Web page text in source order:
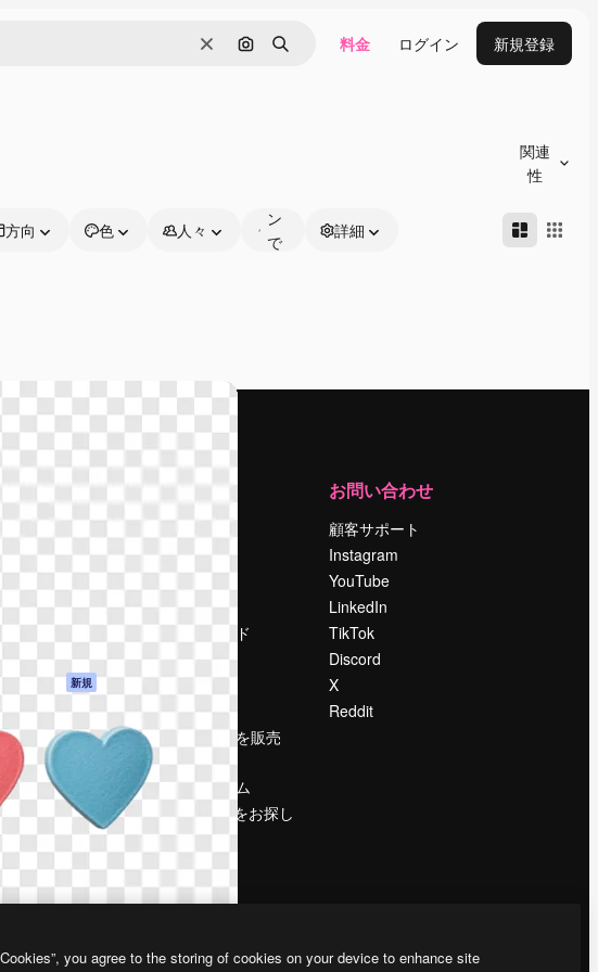
消去 画像で検索
検索 料金 ログイン 新規登録
関連
性
方向 色 人々
ン
で
詳細
じめに
キュメント
用規約
ー
リジナル 新規
ッキーポリシー
ラストセンター
アフィリエイト
法人向け
運営
会社概要
採用情報
検索トレンド
ブログ
Slidesgo
コンテンツを販売
する
プレスルーム
magnific.aiをお探し
ですか？
お問い合わせ
顧客サポート
Instagram
YouTube
LinkedIn
TikTok
Discord
X
Reddit
you agree to the storing of cookies on your device to enhance site